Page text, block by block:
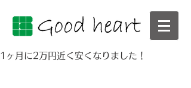
1ヶ月に2万円近く安くなりました！